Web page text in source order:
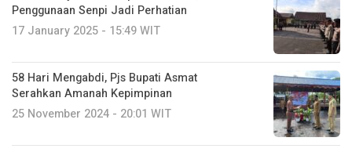
Penggunaan Senpi Jadi Perhatian
17 January 2025 - 15:49 WIT
58 Hari Mengabdi, Pjs Bupati Asmat
Serahkan Amanah Kepimpinan
25 November 2024 - 20:01 WIT